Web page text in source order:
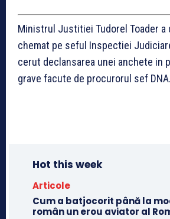
Ministrul Justitiei Tudorel Toader a
chemat pe seful Inspectiei
cerut declansarea unei anchete in
grave facute de procurorul sef DNA.
Hot this week
Articole
Cum a batjocorit până la
român un erou aviator al